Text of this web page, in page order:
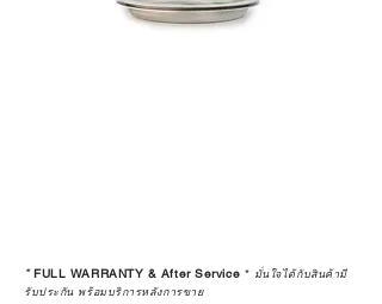
*FULL WARRANTY & After Service * มั่นใจได้กับสินค้ามี
รับประกัน พร้อมบริการหลังการขาย